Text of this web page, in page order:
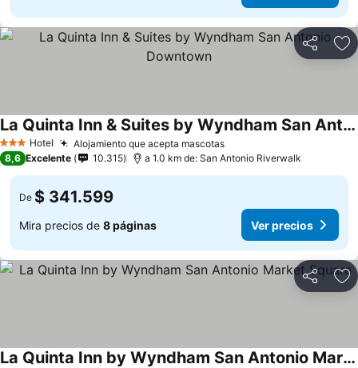
Compartir
3 Estrellas
Hotel Alojamiento que acepta mascotas
La Quinta Inn & Suites by Wyndham San Antonio Downtown
8,6 Excelente 10.315 a 1.0 km de: San Antonio Riverwalk
De $ 341.599
Mira precios de 8 páginas Ver precios
Compartir
La Quinta Inn by Wyndham San Antonio Market Square